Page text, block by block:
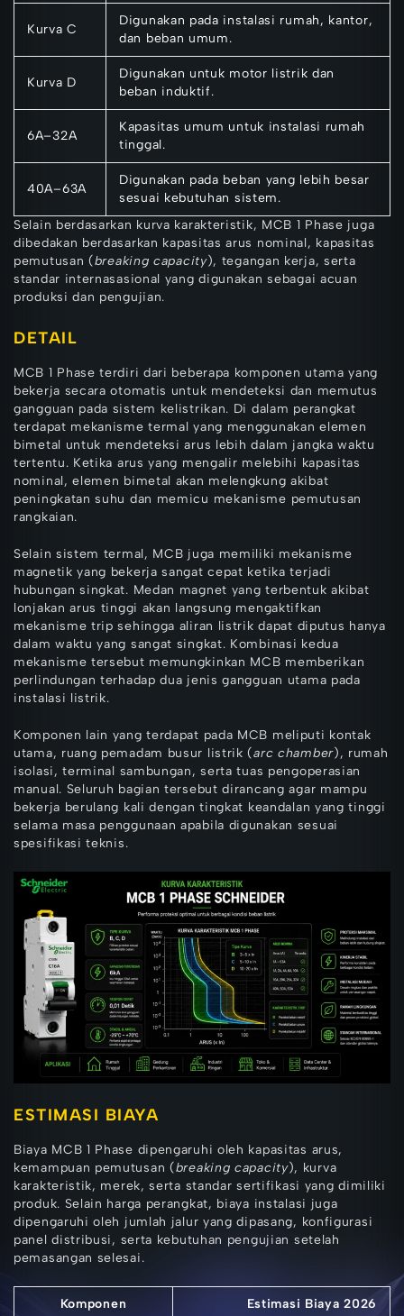
Kurva C
Digunakan pada instalasi rumah, kantor,
dan beban umum.
Kurva D
Digunakan untuk motor listrik dan
beban induktif.
6A–32A
Kapasitas umum untuk instalasi rumah
tinggal.
40A–63A
Digunakan pada beban yang lebih besar
sesuai kebutuhan sistem.
Selain berdasarkan kurva karakteristik, MCB 1 Phase juga
dibedakan berdasarkan kapasitas arus nominal, kapasitas
pemutusan (breaking capacity), tegangan kerja, serta
standar internasasional yang digunakan sebagai acuan
produksi dan pengujian.
DETAIL
MCB 1 Phase terdiri dari beberapa komponen utama yang
bekerja secara otomatis untuk mendeteksi dan memutus
gangguan pada sistem kelistrikan. Di dalam perangkat
terdapat mekanisme termal yang menggunakan elemen
bimetal untuk mendeteksi arus lebih dalam jangka waktu
tertentu. Ketika arus yang mengalir melebihi kapasitas
nominal, elemen bimetal akan melengkung akibat
peningkatan suhu dan memicu mekanisme pemutusan
rangkaian.
Selain sistem termal, MCB juga memiliki mekanisme
magnetik yang bekerja sangat cepat ketika terjadi
hubungan singkat. Medan magnet yang terbentuk akibat
lonjakan arus tinggi akan langsung mengaktifkan
mekanisme trip sehingga aliran listrik dapat diputus hanya
dalam waktu yang sangat singkat. Kombinasi kedua
mekanisme tersebut memungkinkan MCB memberikan
perlindungan terhadap dua jenis gangguan utama pada
instalasi listrik.
Komponen lain yang terdapat pada MCB meliputi kontak
utama, ruang pemadam busur listrik (arc chamber), rumah
isolasi, terminal sambungan, serta tuas pengoperasian
manual. Seluruh bagian tersebut dirancang agar mampu
bekerja berulang kali dengan tingkat keandalan yang tinggi
selama masa penggunaan apabila digunakan sesuai
spesifikasi teknis.
ESTIMASI BIAYA
Biaya MCB 1 Phase dipengaruhi oleh kapasitas arus,
kemampuan pemutusan (breaking capacity), kurva
karakteristik, merek, serta standar sertifikasi yang dimiliki
produk. Selain harga perangkat, biaya instalasi juga
dipengaruhi oleh jumlah jalur yang dipasang, konfigurasi
panel distribusi, serta kebutuhan pengujian setelah
pemasangan selesai.
Komponen Estimasi Biaya 2026